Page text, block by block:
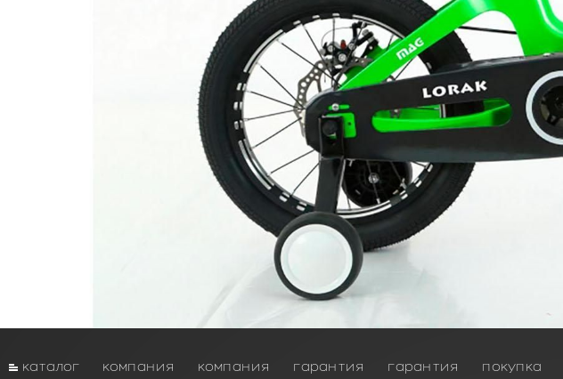
каталог компания компания гарантия гарантия покупка